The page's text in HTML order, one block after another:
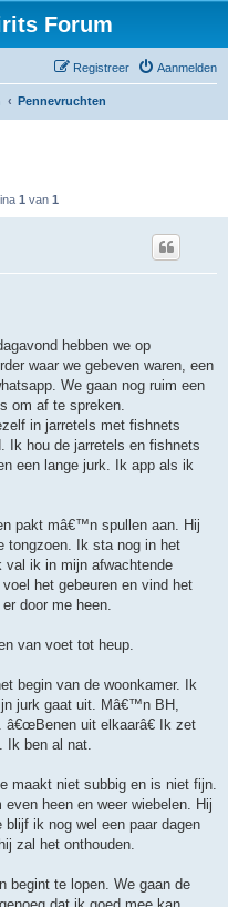
Forum
Aanmelden
Registreer
Pennevruchten
1 van 1
hebben we op
waar we gebeven waren, een
We gaan nog ruim een
om af te spreken.
in jarretels met fishnets
Ik hou de jarretels en fishnets
een lange jurk. Ik app als ik
pakt mâ€™n spullen aan. Hij
tongzoen. Ik sta nog in het
val ik in mijn afwachtende
het gebeuren en vind het
door me heen.
van voet tot heup.
begin van de woonkamer. Ik
jurk gaat uit. Mâ€™n BH,
uit elkaarâ€ Ik zet
Ik ben al nat.
maakt niet subbig en is niet fijn.
heen en weer wiebelen. Hij
ik nog wel een paar dagen
zal het onthouden.
begint te lopen. We gaan de